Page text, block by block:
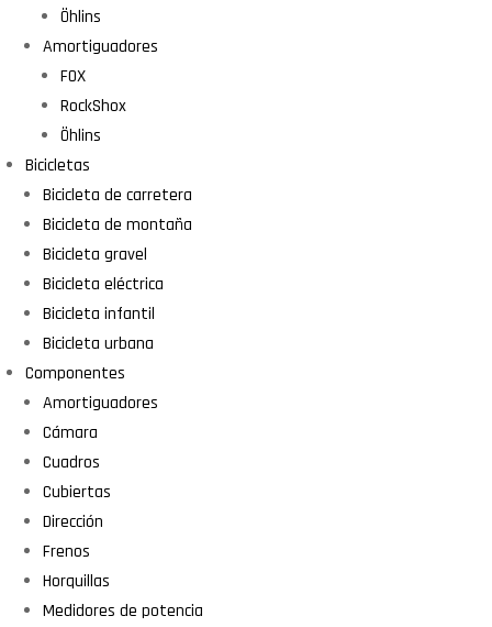
Öhlins
Amortiguadores
FOX
RockShox
Öhlins
Bicicletas
Bicicleta de carretera
Bicicleta de montaña
Bicicleta gravel
Bicicleta eléctrica
Bicicleta infantil
Bicicleta urbana
Componentes
Amortiguadores
Cámara
Cuadros
Cubiertas
Dirección
Frenos
Horquillas
Medidores de potencia